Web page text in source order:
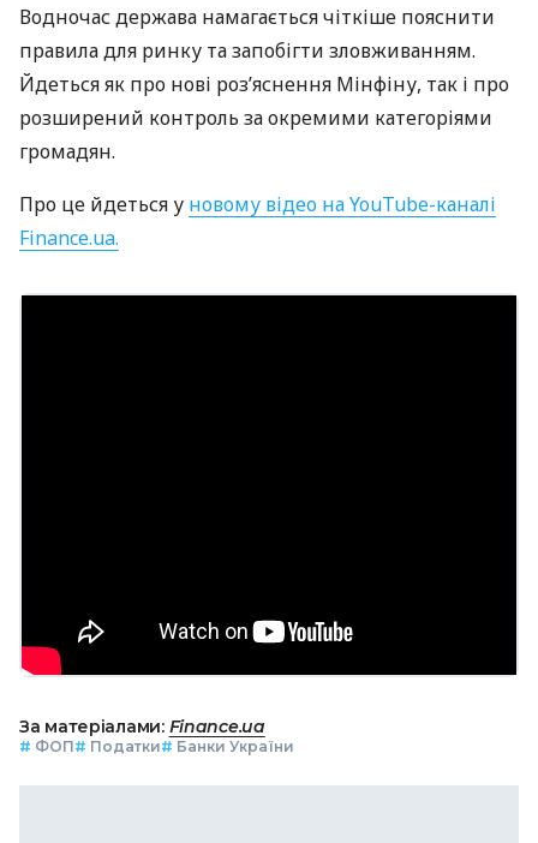
Водночас держава намагається чіткіше пояснити
правила для ринку та запобігти зловживанням.
Йдеться як про нові роз’яснення Мінфіну, так і про
розширений контроль за окремими категоріями
громадян.
Про це йдеться у новому відео на YouTube-каналі
Finance.ua.
За матеріалами: Finance.ua
# ФОП# Податки# Банки України